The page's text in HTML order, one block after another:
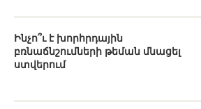
Ինչո՞ւ է խորհրդային
բռնաճնշումների թեման մնացել
ստվերում